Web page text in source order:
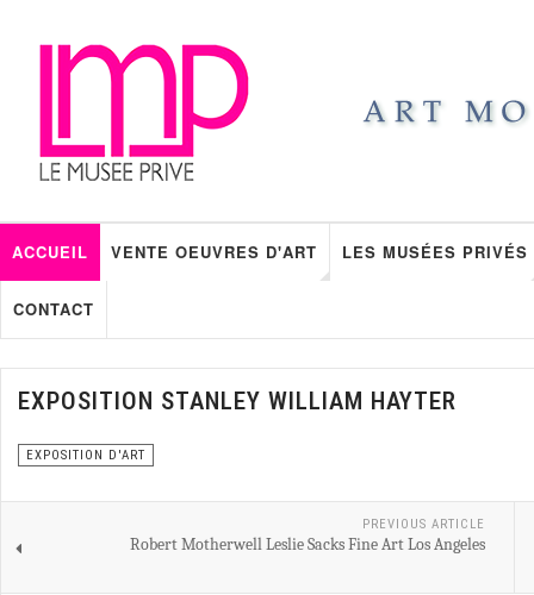
ACCUEIL VENTE OEUVRES D'ART LES MUSÉES PRIVÉS
CONTACT
EXPOSITION STANLEY WILLIAM HAYTER
EXPOSITION D'ART
PREVIOUS ARTICLE
Robert Motherwell Leslie Sacks Fine Art Los Angeles